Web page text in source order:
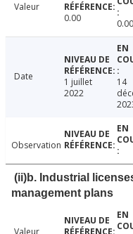
Valeur
0.00
0.00
Date
1 juillet
2022
14
Observation
(ii)b. Industrial
management plans